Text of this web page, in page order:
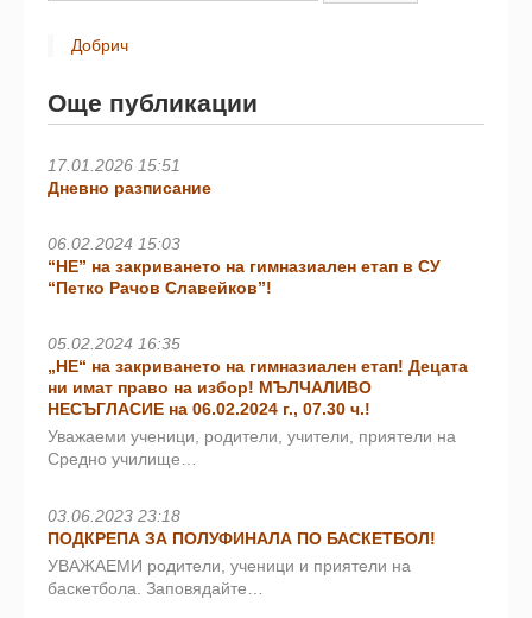
Добрич
Още публикации
17.01.2026 15:51
Дневно разписание
06.02.2024 15:03
“НЕ” на закриването на гимназиален етап в СУ
“Петко Рачов Славейков”!
05.02.2024 16:35
„НЕ“ на закриването на гимназиален етап! Децата
ни имат право на избор! МЪЛЧАЛИВО
НЕСЪГЛАСИЕ на 06.02.2024 г., 07.30 ч.!
Уважаеми ученици, родители, учители, приятели на
Средно училище…
03.06.2023 23:18
ПОДКРЕПА ЗА ПОЛУФИНАЛА ПО БАСКЕТБОЛ!
УВАЖАЕМИ родители, ученици и приятели на
баскетбола. Заповядайте…